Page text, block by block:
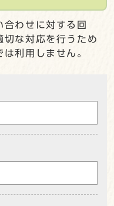
合わせに対する回
切な対応を行うため
利用しません。